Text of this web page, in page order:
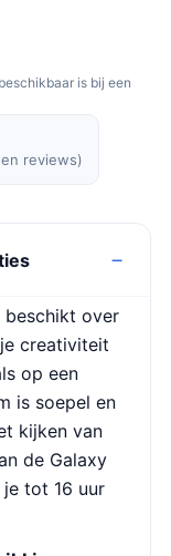
is bij een
reviews)
beschikt over
creativiteit
op een
is soepel en
kijken van
de Galaxy
tot 16 uur